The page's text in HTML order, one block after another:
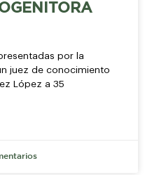
por la
juez de conocimiento
López a 35